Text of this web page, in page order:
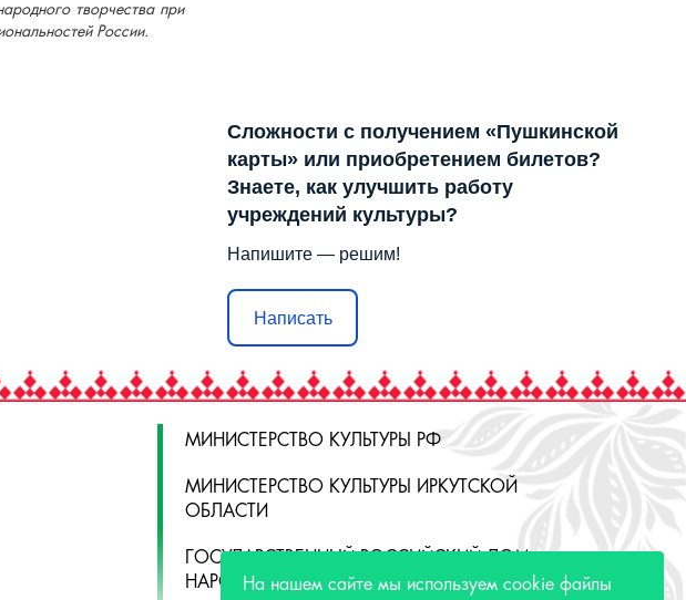
творчества при
России.
Сложности с получением «Пушкинской
карты» или приобретением билетов?
Знаете, как улучшить работу
учреждений культуры?
Напишите — решим!
Написать
МИНИСТЕРСТВО КУЛЬТУРЫ РФ
МИНИСТЕРСТВО КУЛЬТУРЫ ИРКУТСКОЙ
ОБЛАСТИ
ГОСУДАРСТВЕННЫЙ РОССИЙСКИЙ ДОМ
НАРОДНОГО ТВОРЧЕСТВА
На нашем сайте мы используем cookie файлы